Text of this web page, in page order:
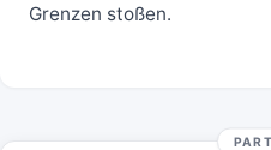
Grenzen stoßen.